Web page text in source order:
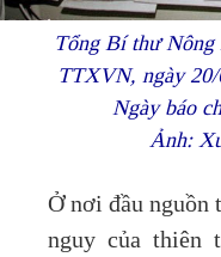
Tổng Bí thư
TTXVN, ngày
Ngày báo
Ảnh:
Ở nơi đầu
nguy của thiên